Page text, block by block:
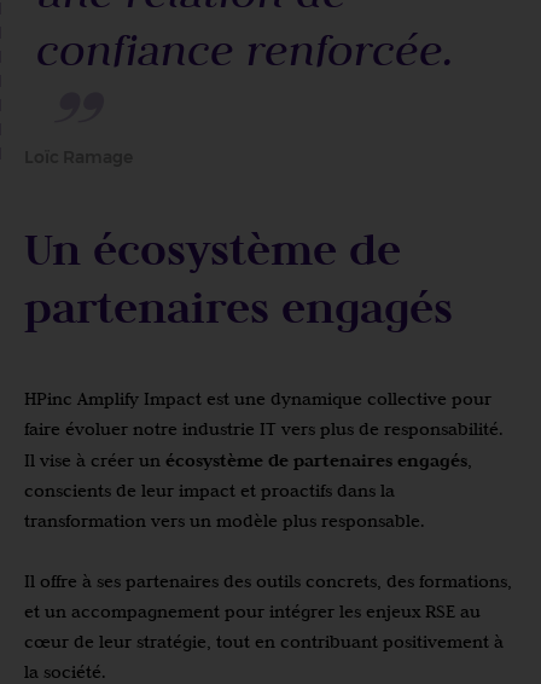
confiance renforcée.
Un écosystème de
partenaires engagés
HPinc Amplify Impact est une dynamique collective pour
faire évoluer notre industrie IT vers plus de responsabilité.
Il vise à créer un écosystème de partenaires engagés
conscients de leur impact et proactifs dans la
transformation vers un modèle plus responsable.
Il offre à ses partenaires des outils concrets, des formations,
et un accompagnement pour intégrer les enjeux RSE au
cœur de leur stratégie, tout en contribuant positivement à
la société.